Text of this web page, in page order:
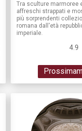
Tra sculture marmoree
affreschi strappati e
più sorprendenti
romana dall'età
imperiale.
4.9